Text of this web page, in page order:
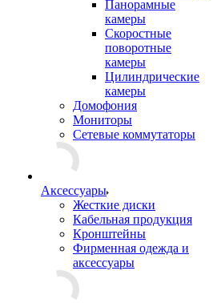
Панорамные
камеры
Скоростные
поворотные
камеры
Цилиндрические
камеры
Домофония
Мониторы
Сетевые коммутаторы
Аксессуары
Жесткие диски
Кабельная продукция
Кронштейны
Фирменная одежда и
аксессуары